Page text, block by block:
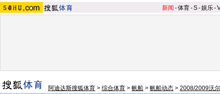
新闻 -体育-S-娱乐-
阿迪达斯搜狐体育 > 综合体育 > 帆船 > 帆船动态 > 2008/2009沃